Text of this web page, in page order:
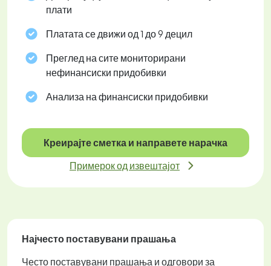
плати
Платата се движи од 1 до 9 децил
Преглед на сите мониторирани
нефинансиски придобивки
Анализа на финансиски придобивки
Креирајте сметка и направете нарачка
Примерок од извештајот
Најчесто поставувани прашања
Често поставувани прашања и одговори за